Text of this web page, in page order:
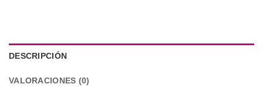
DESCRIPCIÓN
VALORACIONES (0)